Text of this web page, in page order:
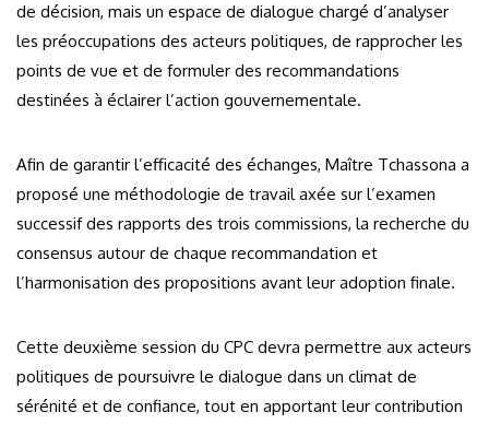
de décision, mais un espace de dialogue chargé d’analyser
les préoccupations des acteurs politiques, de rapprocher les
points de vue et de formuler des recommandations
destinées à éclairer l’action gouvernementale.
Afin de garantir l’efficacité des échanges, Maître Tchassona a
proposé une méthodologie de travail axée sur l’examen
successif des rapports des trois commissions, la recherche du
consensus autour de chaque recommandation et
l’harmonisation des propositions avant leur adoption finale.
Cette deuxième session du CPC devra permettre aux acteurs
politiques de poursuivre le dialogue dans un climat de
sérénité et de confiance, tout en apportant leur contribution